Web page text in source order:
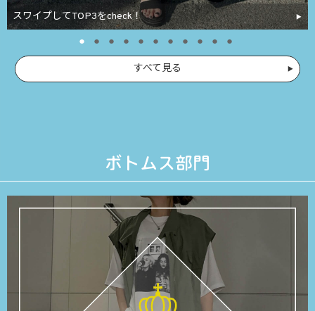
スワイプしてTOP3をcheck！
すべて見る
ボトムス部門